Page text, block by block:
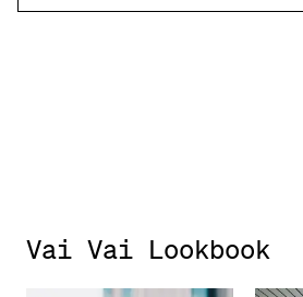
Vai Vai Lookbook